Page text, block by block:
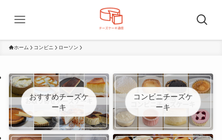
ホーム コンビニ ローソン
おすすめチーズケ
ーキ
コンビニチーズケ
ーキ